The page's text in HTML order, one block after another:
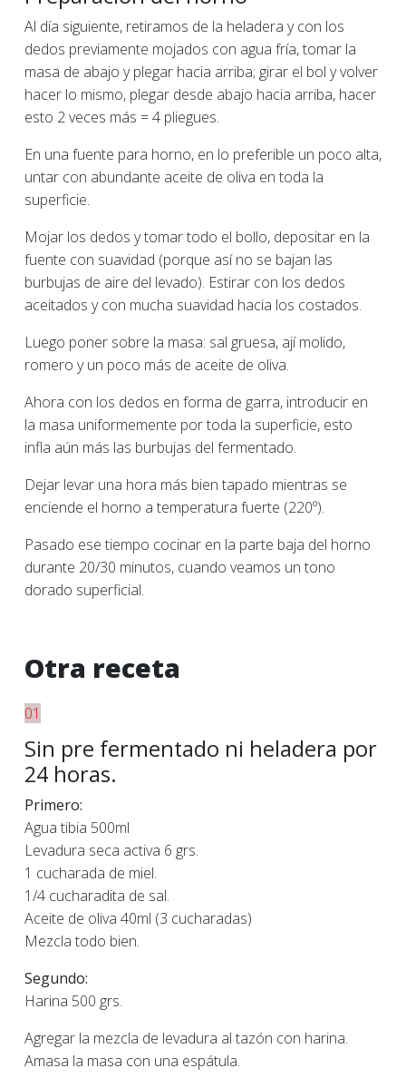
Al día siguiente, retiramos de la heladera y con los
dedos previamente mojados con agua fría, tomar la
masa de abajo y plegar hacia arriba; girar el bol y volver
hacer lo mismo, plegar desde abajo hacia arriba, hacer
esto 2 veces más = 4 pliegues.
En una fuente para horno, en lo preferible un poco alta,
untar con abundante aceite de oliva en toda la
superficie.
Mojar los dedos y tomar todo el bollo, depositar en la
fuente con suavidad (porque así no se bajan las
burbujas de aire del levado). Estirar con los dedos
aceitados y con mucha suavidad hacia los costados.
Luego poner sobre la masa: sal gruesa, ají molido,
romero y un poco más de aceite de oliva.
Ahora con los dedos en forma de garra, introducir en
la masa uniformemente por toda la superficie, esto
infla aún más las burbujas del fermentado.
Dejar levar una hora más bien tapado mientras se
enciende el horno a temperatura fuerte (220º).
Pasado ese tiempo cocinar en la parte baja del horno
durante 20/30 minutos, cuando veamos un tono
dorado superficial.
Otra receta
01
Sin pre fermentado ni heladera por
24 horas.
Primero:
Agua tibia 500ml
Levadura seca activa 6 grs.
1 cucharada de miel.
1/4 cucharadita de sal.
Aceite de oliva 40ml (3 cucharadas)
Mezcla todo bien.
Segundo:
Harina 500 grs.
Agregar la mezcla de levadura al tazón con harina.
Amasa la masa con una espátula.